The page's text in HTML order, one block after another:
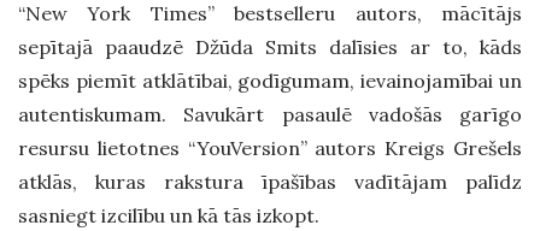
“New York Times” bestselleru autors, mācītājs
sepītajā paaudzē Džūda Smits dalīsies ar to, kāds
spēks piemīt atklātībai, godīgumam, ievainojamībai un
autentiskumam. Savukārt pasaulē vadošās garīgo
resursu lietotnes “YouVersion” autors Kreigs Grešels
atklās, kuras rakstura īpašības vadītājam palīdz
sasniegt izcilību un kā tās izkopt.